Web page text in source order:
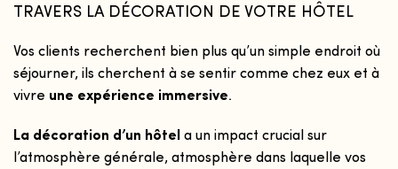
TRAVERS LA DÉCORATION DE VOTRE HÔTEL
Vos clients recherchent bien plus qu’un simple endroit où
séjourner, ils cherchent à se sentir comme chez eux et à
vivre une expérience immersive.
La décoration d’un hôtel a un impact crucial sur
l’atmosphère générale, atmosphère dans laquelle vos